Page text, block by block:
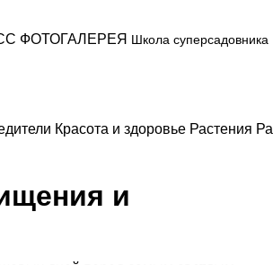
ФОТОГАЛЕРЕЯ Школа суперсадовника
Красота и здоровье Растения
и